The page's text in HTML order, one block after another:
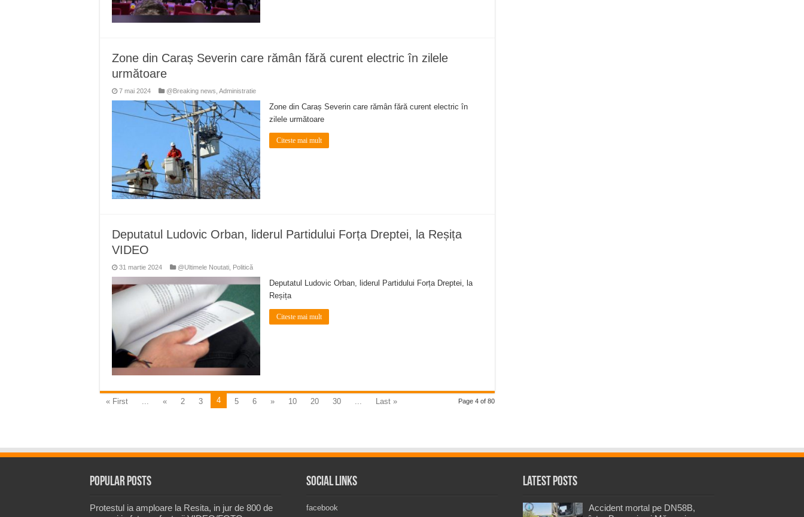
Zone din Caraș Severin care rămân fără curent electric în zilele
următoare
7 mai 2024 @Breaking news Administratie
Zone din Caraș Severin care rămân fără curent electric în
zilele următoare
Citeste mai mult
Deputatul Ludovic Orban, liderul Partidului Forța Dreptei, la Reșița
VIDEO
31 martie 2024 @Ultimele Noutati Politică
Deputatul Ludovic Orban, liderul Partidului Forța Dreptei, la
Reșița
Citeste mai mult
Page 4 of 80
« First ... « 2 3 4 5 6 » 10 20 30 ... Last »
Popular Posts
Protestul ia amploare la Resita, in jur de 800 de
Social Links
facebook
Latest Posts
Accident mortal pe DN58B,